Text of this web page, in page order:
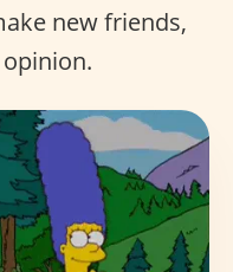
new friends,
opinion.